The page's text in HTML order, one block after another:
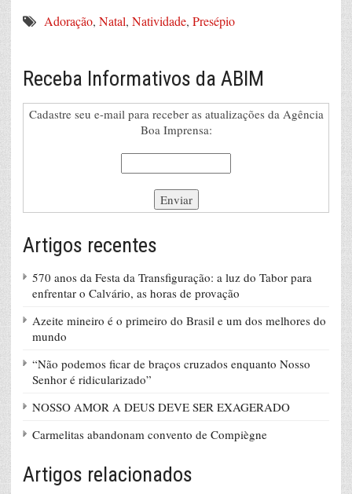
Adoração, Natal, Natividade, Presépio
Receba Informativos da ABIM
Cadastre seu e-mail para receber as atualizações da Agência
Boa Imprensa:
Artigos recentes
570 anos da Festa da Transfiguração: a luz do Tabor para
enfrentar o Calvário, as horas de provação
Azeite mineiro é o primeiro do Brasil e um dos melhores do
mundo
“Não podemos ficar de braços cruzados enquanto Nosso
Senhor é ridicularizado”
NOSSO AMOR A DEUS DEVE SER EXAGERADO
Carmelitas abandonam convento de Compiègne
Artigos relacionados